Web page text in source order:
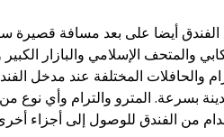
الفندق أيضا على بعد مسافة قصيرة
والمتحف الإسلامي والبازار
والحافلات المختلفة عند مدخل
بسرعة. المترو والترام وأي
من الفندق للوصول إلى أجزاء